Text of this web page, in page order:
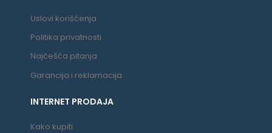
Uslovi korišćenja
Politika privatnosti
Najčešća pitanja
Garancija i reklamacija
INTERNET PRODAJA
Kako kupiti